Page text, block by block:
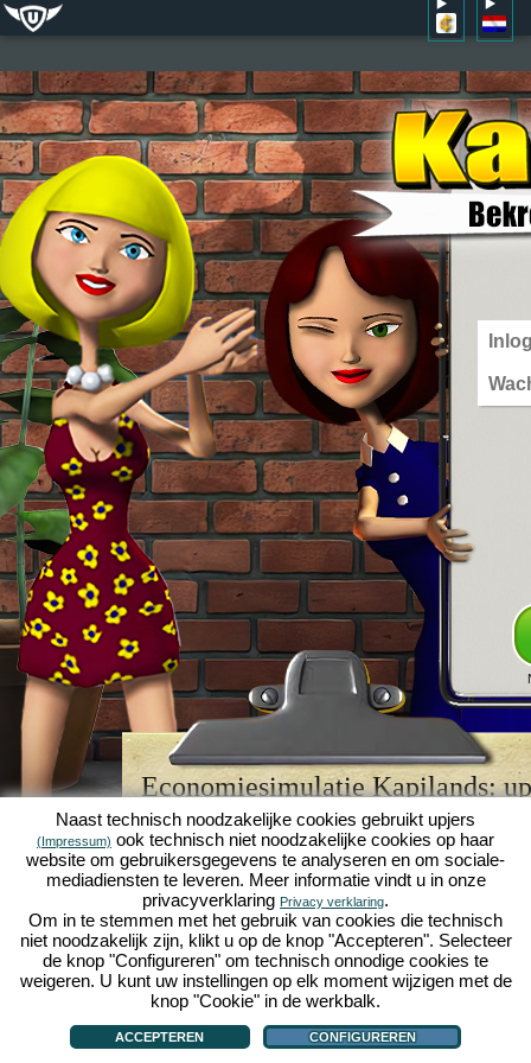
Economiesimulatie Kapilands:
browserspellegende
Kapilands is een van de bestebrowserspellenvan
retrogamevoor fans van economiesimulaties. Het
werd ooit uitgeroepen tot "MMO van het jaar" en is
een genot voor fans van strategische
online
je eigen zakenimperium opbouwen en carrière
economiesimulaties!
Naast technisch noodzakelijke cookies gebruikt upjers
(Impressum) ook technisch niet noodzakelijke cookies op haar
website om gebruikersgegevens te analyseren en om sociale-
mediadiensten te leveren. Meer informatie vindt u in onze
privacyverklaring Privacy verklaring.
Om in te stemmen met het gebruik van cookies die technisch
niet noodzakelijk zijn, klikt u op de knop "Accepteren". Selecteer
de knop "Configureren" om technisch onnodige cookies te
weigeren. U kunt uw instellingen op elk moment wijzigen met de
knop "Cookie" in de werkbalk.
ACCEPTEREN CONFIGUREREN